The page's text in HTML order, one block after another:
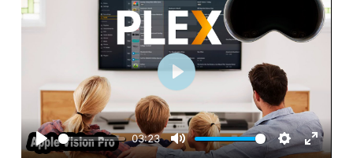
Play
03:23
Mute Settings
Enter
Play